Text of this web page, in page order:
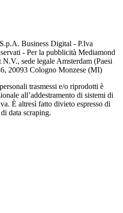
Business Digital - P.Iva
- Per la pubblicità Mediamond
sede legale Amsterdam (Paesi
20093 Cologno Monzese (MI)
trasmessi e/o riprodotti è
all’addestramento di sistemi di
È altresì fatto divieto espresso di
data scraping.